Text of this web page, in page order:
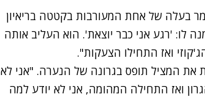
בעלה של אחת המעורבות בקטטה בריאיון
לו: 'רגע אני כבר יוצאת'. הוא העליב אותה
ואז התחילו הצעקות".
את המציל תופס בגרונה של הנערה. "אני לא
ואז התחילה המהומה, אני לא יודע למה